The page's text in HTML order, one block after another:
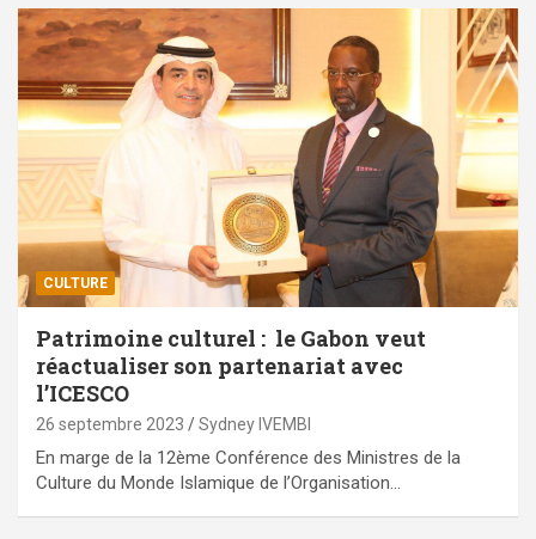
CULTURE
Patrimoine culturel : le Gabon veut
réactualiser son partenariat avec
l’ICESCO
26 septembre 2023 Sydney IVEMBI
En marge de la 12ème Conférence des Ministres de la
Culture du Monde Islamique de l’Organisation…